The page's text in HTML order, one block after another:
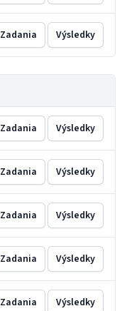
Zadania Výsledky
Zadania Výsledky
Zadania Výsledky
Zadania Výsledky
Zadania Výsledky
Zadania Výsledky